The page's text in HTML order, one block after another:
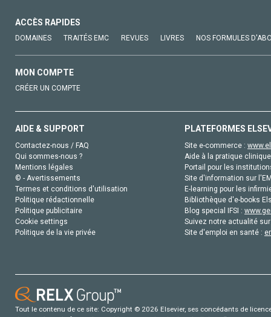
ACCÈS RAPIDES
DOMAINES TRAITÉS EMC REVUES LIVRES NOS FORMULES
MON COMPTE
CRÉER UN COMPTE
AIDE & SUPPORT
Contactez-nous / FAQ
Qui sommes-nous ?
Mentions légales
© - Avertissements
Termes et conditions d'utilisation
Politique rédactionnelle
Politique publicitaire
Cookie settings
Politique de la vie privée
PLATEFORMES
Site e-commerce :
Aide à la pratique
Portail pour les
Site d'information sur
E-learning pour les
Bibliothèque d'e-books
Blog special IFSI :
Suivez notre actualité
Site d'emploi en santé :
Tout le contenu de ce site: Copyright © 2026 Elsevier, ses concédants de